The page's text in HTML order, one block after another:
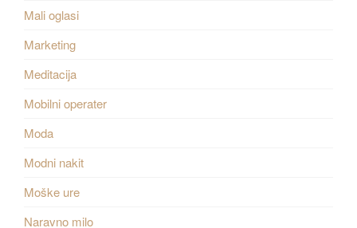
Mali oglasi
Marketing
Meditacija
Mobilni operater
Moda
Modni nakit
Moške ure
Naravno milo